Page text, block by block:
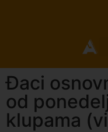
Đaci
od
klupama